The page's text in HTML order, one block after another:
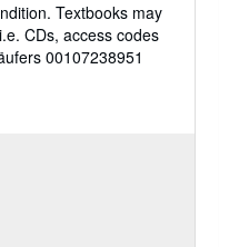
Textbooks may
CDs, access codes
00107238951